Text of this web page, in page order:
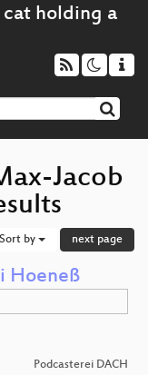
Jacob
Sort by next page
Hoeneß
Podcasterei DACH